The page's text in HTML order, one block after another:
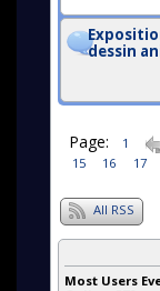
dessin
Page:
1
15
16 17
All RSS
Most Users